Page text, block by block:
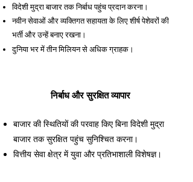
विदेशी मुद्रा बाजार तक निर्बाध पहुंच प्रदान करना।
नवीन सेवाओं और व्यक्तिगत सहायता के लिए शीर्ष पेशेवरों की
भर्ती और उन्हें बनाए रखना।
दुनिया भर में तीन मिलियन से अधिक ग्राहक।
निर्बाध और सुरक्षित व्यापार
बाजार की स्थितियों की परवाह किए बिना विदेशी मुद्रा
बाजार तक सुरक्षित पहुंच सुनिश्चित करना।
वित्तीय सेवा क्षेत्र में युवा और प्रतिभाशाली विशेषज्ञ।